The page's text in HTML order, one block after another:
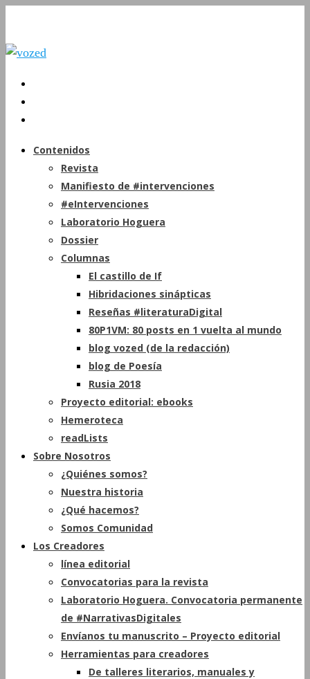
Contenidos
Revista
Manifiesto de #intervenciones
#eIntervenciones
Laboratorio Hoguera
Dossier
Columnas
El castillo de If
Hibridaciones sinápticas
Reseñas #literaturaDigital
80P1VM: 80 posts en 1 vuelta al mundo
blog vozed (de la redacción)
blog de Poesía
Rusia 2018
Proyecto editorial: ebooks
Hemeroteca
readLists
Sobre Nosotros
¿Quiénes somos?
Nuestra historia
¿Qué hacemos?
Somos Comunidad
Los Creadores
línea editorial
Convocatorias para la revista
Laboratorio Hoguera. Convocatoria permanente
de #NarrativasDigitales
Envíanos tu manuscrito – Proyecto editorial
Herramientas para creadores
De talleres literarios, manuales y